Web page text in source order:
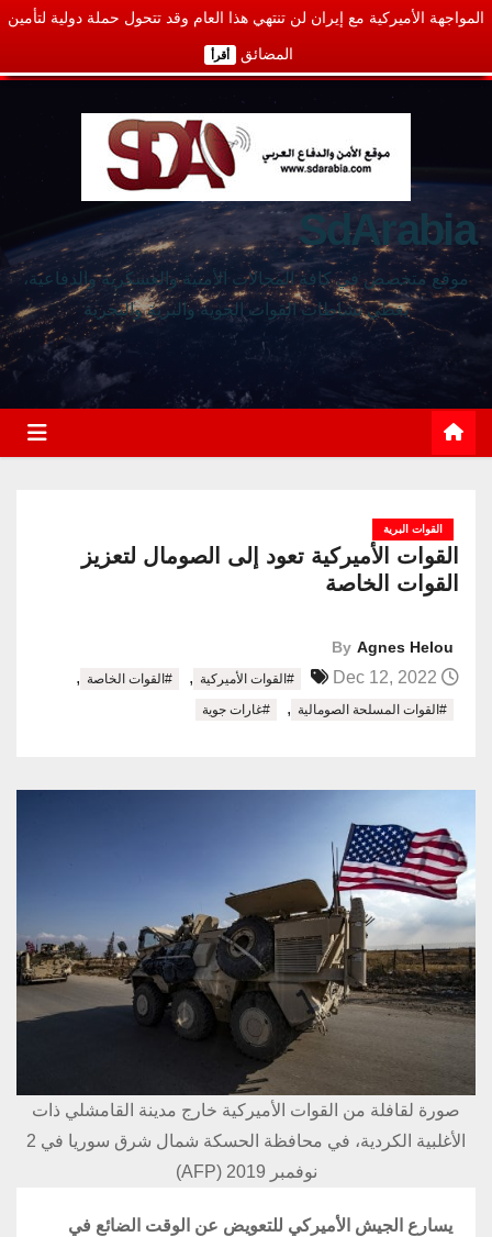
المواجهة الأميركية مع إيران لن تنتهي هذا العام وقد تتحول حملة دولية لتأمين
المضائق أقرأ
SdArabia
موقع متخصص في كافة المجالات الأمنية والعسكرية والدفاعية،
يغطي نشاطات القوات الجوية والبرية والبحرية
القوات البرية
القوات الأميركية تعود إلى الصومال لتعزيز
القوات الخاصة
By Agnes Helou
#القوات الأميركية , #القوات الخاصة ,
#القوات المسلحة الصومالية , #غارات جوية
صورة لقافلة من القوات الأميركية خارج مدينة القامشلي ذات
الأغلبية الكردية، في محافظة الحسكة شمال شرق سوريا في 2
نوفمبر 2019 (AFP)
يسارع الجيش الأميركي للتعويض عن الوقت الضائع في